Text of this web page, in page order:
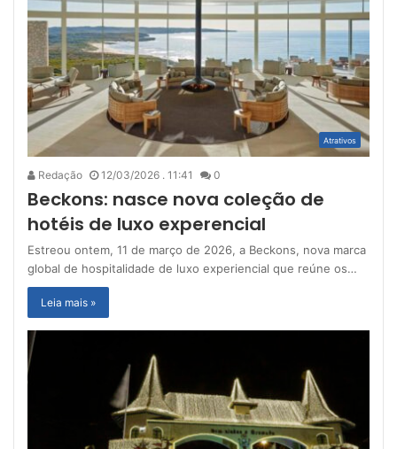
Atrativos
Redação 12/03/2026 . 11:41 0
Beckons: nasce nova coleção de
hotéis de luxo experencial
Estreou ontem, 11 de março de 2026, a Beckons, nova marca
global de hospitalidade de luxo experiencial que reúne os…
Leia mais »